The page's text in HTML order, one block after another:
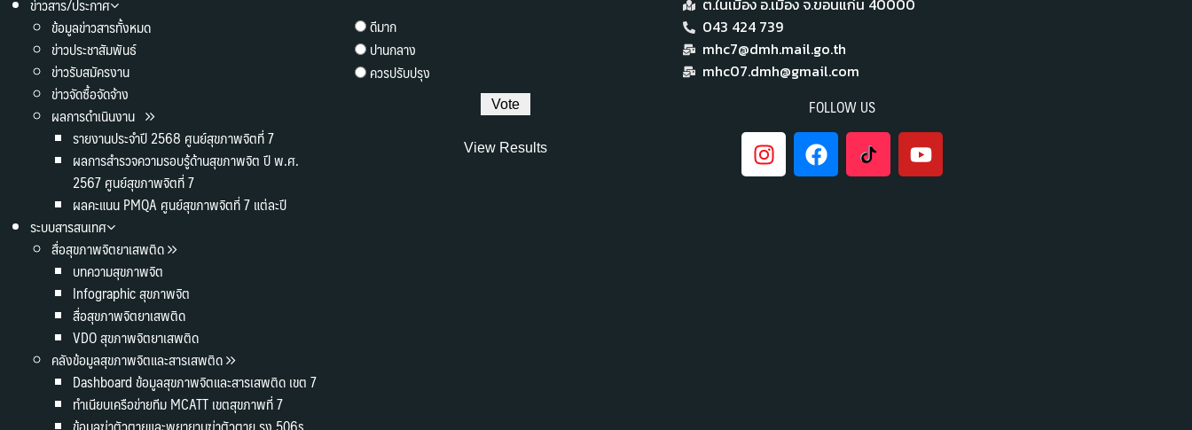
ข่าวสาร/ประกาศ
ข้อมูลข่าวสารทั้งหมด
ข่าวประชาสัมพันธ์
ข่าวรับสมัครงาน
ข่าวจัดซื้อจัดจ้าง
ผลการดำเนินงาน
รายงานประจำปี 2568 ศูนย์สุขภาพจิตที่ 7
ผลการสำรวจความรอบรู้ด้านสุขภาพจิต ปี พ.ศ.
2567 ศูนย์สุขภาพจิตที่ 7
ผลคะแนน PMQA ศูนย์สุขภาพจิตที่ 7 แต่ละปี
ระบบสารสนเทศ
สื่อสุขภาพจิตยาเสพติด
บทความสุขภาพจิต
Infographic สุขภาพจิต
สื่อสุขภาพจิตยาเสพติด
VDO สุขภาพจิตยาเสพติด
คลังข้อมูลสุขภาพจิตและสารเสพติด
Dashboard ข้อมูลสุขภาพจิตและสารเสพติด เขต 7
ทำเนียบเครือข่ายทีม MCATT เขตสุขภาพที่ 7
ดีมาก
ปานกลาง
ควรปรับปรุง
View Results
ต.ในเมือง อ.เมือง จ.ขอนแก่น 40000
043 424 739
mhc7@dmh.mail.go.th
mhc07.dmh@gmail.com
FOLLOW US